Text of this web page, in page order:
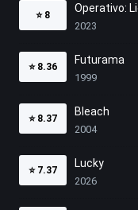
⭐ 8
Operativo:
2023
⭐ 8.36
Futurama
1999
⭐ 8.37
Bleach
2004
⭐ 7.37
Lucky
2026